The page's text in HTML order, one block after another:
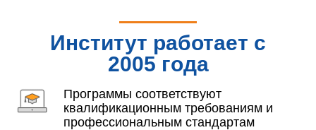
Институт работает с
2005 года
Программы соответствуют
квалификационным требованиям и
профессиональным стандартам